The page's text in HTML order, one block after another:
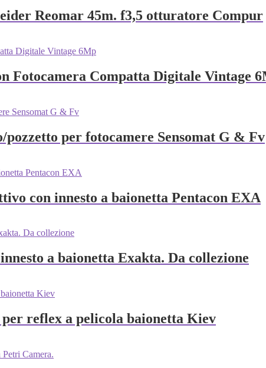
Reomar 45m. f3,5 otturatore Compur
Fotocamera Compatta Digitale Vintage
per fotocamere Sensomat G & Fv
con innesto a baionetta Pentacon EXA
a baionetta Exakta. Da collezione
reflex a pelicola baionetta Kiev